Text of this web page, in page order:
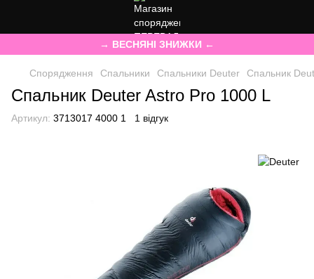
→ ВЕСНЯНІ ЗНИЖКИ ←
Спорядження Спальники Спальники Deuter Спальник
Спальник Deuter Astro Pro 1000 L
Артикул: 3713017 4000 1 1 відгук